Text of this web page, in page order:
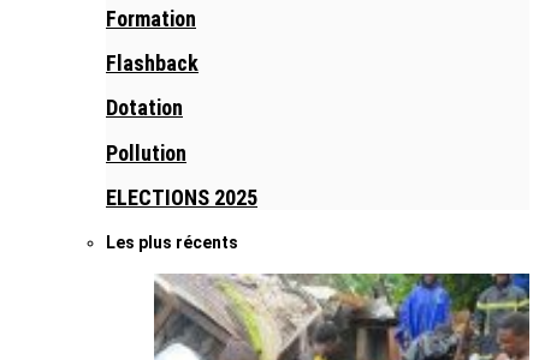
Formation
Flashback
Dotation
Pollution
ELECTIONS 2025
Les plus récents